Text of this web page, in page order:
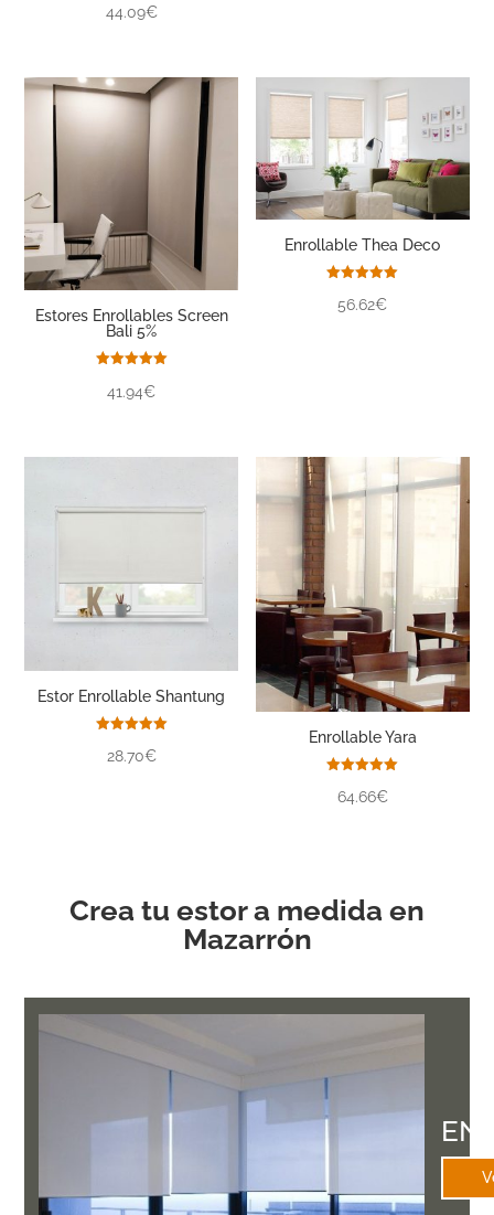
44.09€
Estores Enrollables Screen
Bali 5%
con
41.94€
Enrollable Thea Deco
con
56.62€
Estor Enrollable Shantung
con
28.70€
Enrollable Yara
con
64.66€
Crea tu estor a medida en
Mazarrón